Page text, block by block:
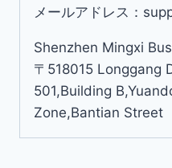
メールアドレス：
Shenzhen Mingxi
〒518015 Longgang
501,Building
Zone,Bantian Street